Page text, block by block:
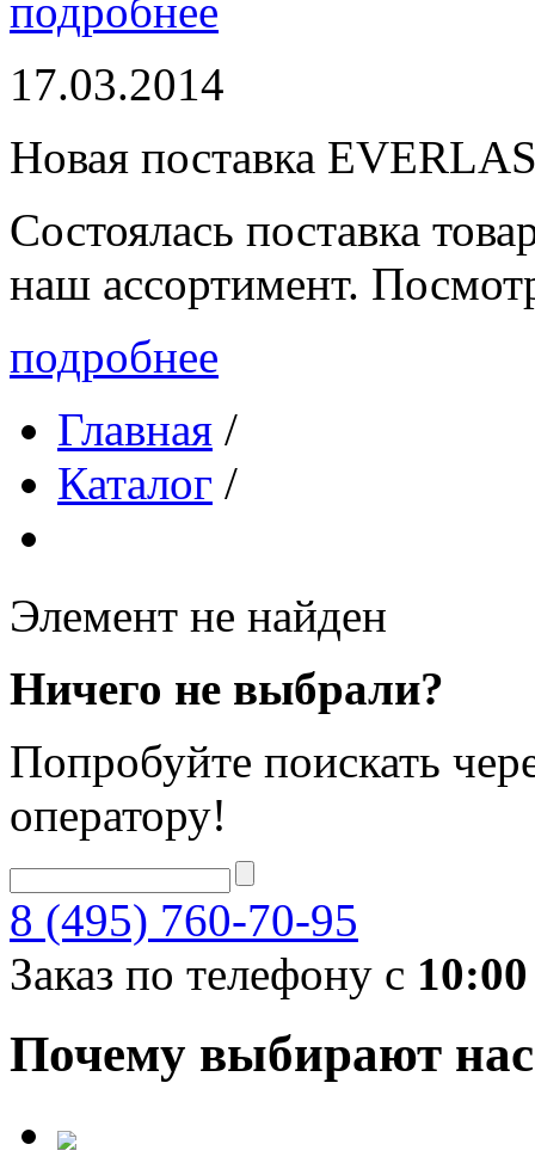
подробнее
17.03.2014
Новая поставка
Состоялась поставка
наш ассортимент.
подробнее
Главная /
Каталог /
Элемент не найден
Ничего не выбрали?
Попробуйте поискать
оператору!
8 (495) 760-70-95
Заказ по телефону с 10:00
Почему выбирают нас